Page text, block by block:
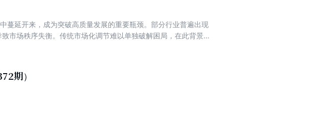
蔓延开来，成为突破高质量发展的重要瓶颈。部分行业普遍出现
市场秩序失衡。传统市场化调节难以单独破解困局，在此背景
技术创新与合规化发展。 本期专刊精选8篇文章，带大家读懂反
期）